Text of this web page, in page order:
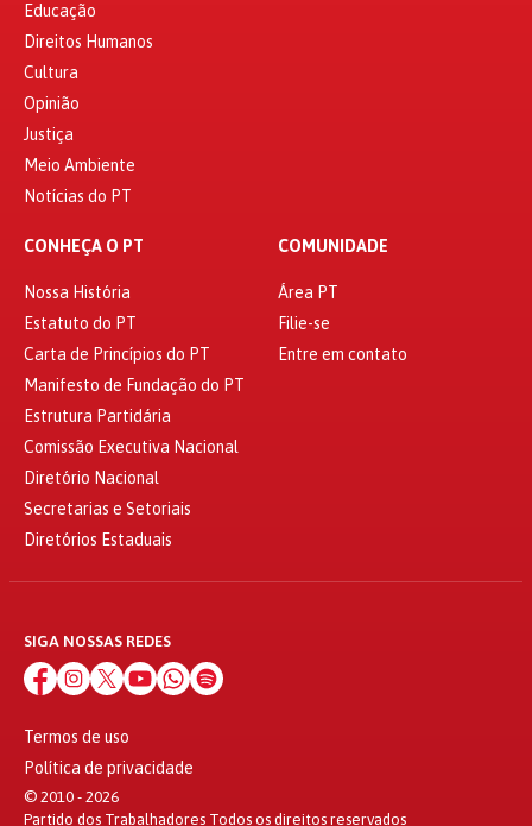
Educação
Direitos Humanos
Cultura
Opinião
Justiça
Meio Ambiente
Notícias do PT
CONHEÇA O PT
Nossa História
Estatuto do PT
Carta de Princípios do PT
Manifesto de Fundação do PT
Estrutura Partidária
Comissão Executiva Nacional
Diretório Nacional
Secretarias e Setoriais
Diretórios Estaduais
COMUNIDADE
Área PT
Filie-se
Entre em contato
SIGA NOSSAS REDES
Termos de uso
Política de privacidade
© 2010 - 2026
Partido dos Trabalhadores Todos os direitos reservados